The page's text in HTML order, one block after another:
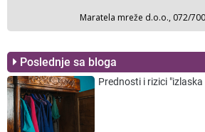
Poslednje sa bloga
Prednosti i rizici